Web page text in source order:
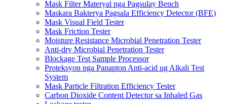
Mask Filter Materyal nga Pagsulay Bench
Maskara Bakterya Pagsala Efficiency Detector (BFE)
Mask Visual Field Tester
Mask Friction Tester
Moisture Resistance Microbial Penetration Tester
Anti-dry Microbial Penetration Tester
Blockage Test Sample Processor
Proteksyon nga Panapton Anti-acid ug Alkali Test
System
Mask Particle Filtration Efficiency Tester
Carbon Dioxide Content Detector sa Inhaled Gas